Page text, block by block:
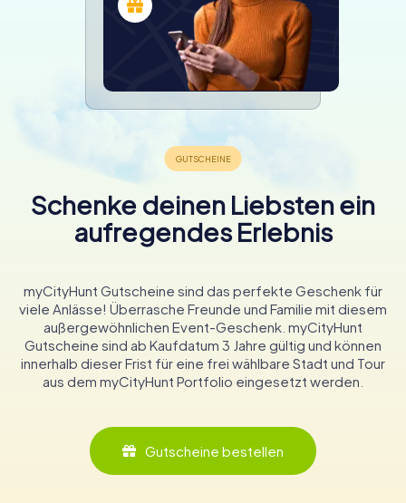
Schenke deinen Liebsten ein
aufregendes Erlebnis
myCityHunt Gutscheine sind das perfekte Geschenk für
viele Anlässe! Überrasche Freunde und Familie mit diesem
außergewöhnlichen Event-Geschenk. myCityHunt
Gutscheine sind ab Kaufdatum 3 Jahre gültig und können
innerhalb dieser Frist für eine frei wählbare Stadt und Tour
aus dem myCityHunt Portfolio eingesetzt werden.
Gutscheine bestellen